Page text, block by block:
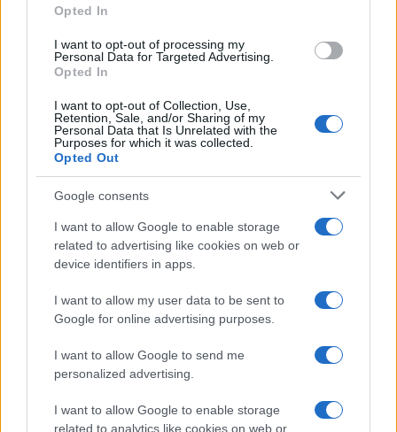
Opted In
I want to opt-out of processing my
Personal Data for Targeted Advertising.
Opted In
I want to opt-out of Collection, Use,
Retention, Sale, and/or Sharing of my
Personal Data that Is Unrelated with the
Purposes for which it was collected.
Opted Out
Google consents
I want to allow Google to enable storage
related to advertising like cookies on web or
device identifiers in apps.
I want to allow my user data to be sent to
Google for online advertising purposes.
I want to allow Google to send me
personalized advertising.
I want to allow Google to enable storage
related to analytics like cookies on web or
C’è poiun tema di principio
contratto, non una proprietà piena ed è dunque
legittimo che preveda condizioni d’uso, comprese
quelle legate al rinnovo. Ma la libertà contrattuale
del tifoso — decidere se andare o meno alla
partita — non dovrebbe essere sacrificata
sull’altare di un problema che riguarda una
minoranza di speculatori.
Ivan Mazzoletti, 6 agosto 2026